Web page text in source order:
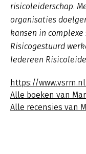
risicoleiderschap.
organisaties
kansen in
Risicogestuurd
Iedereen
https://
Alle boeken van
Alle recensies van